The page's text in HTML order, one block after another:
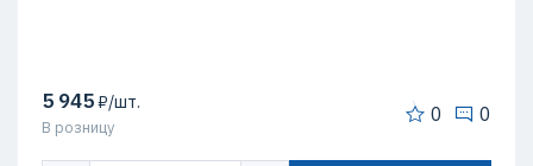
5 945₽/шт.
В розницу
0 0